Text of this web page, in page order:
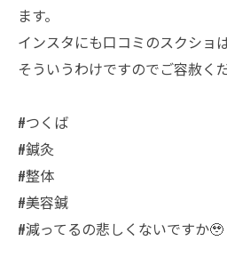
ます。
インスタにも口コミのスクショ
そういうわけですのでご容赦く
#つくば
#鍼灸
#整体
#美容鍼
#減ってるの悲しくないですか🥹